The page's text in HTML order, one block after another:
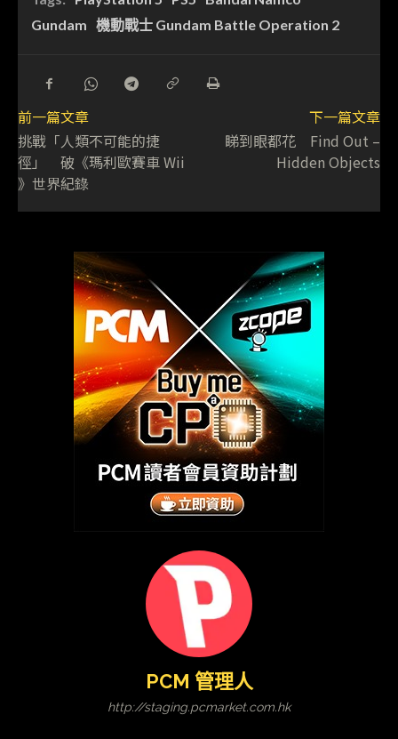
Gundam 機動戰士 Gundam Battle Operation 2
前一篇文章
挑戰「人類不可能的捷
徑」 破《瑪利歐賽車 Wii
》世界紀錄
下一篇文章
睇到眼都花 Find Out –
Hidden Objects
PCM 管理人
http://staging.pcmarket.com.hk